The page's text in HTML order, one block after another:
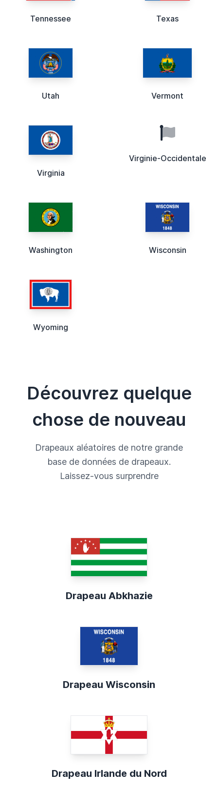
Tennessee Texas
Utah Vermont
Virginia
Virginie-Occidentale
Washington Wisconsin
Wyoming
Découvrez quelque
chose de nouveau
Drapeaux aléatoires de notre grande
base de données de drapeaux.
Laissez-vous surprendre
Drapeau Abkhazie
Drapeau Wisconsin
Drapeau Irlande du Nord